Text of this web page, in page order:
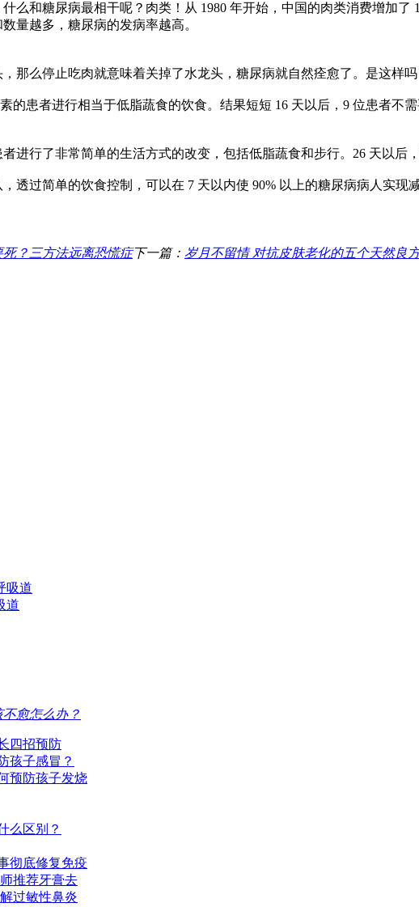
么和糖尿病最相干呢？肉类！从 1980 年开始，中国的肉类消费增加
量越多，糖尿病的发病率越高。
那么停止吃肉就意味着关掉了水龙头，糖尿病就自然痊愈了。是这样吗
的患者进行相当于低脂蔬食的饮食。结果短短 16 天以后，9 位患者不
进行了非常简单的生活方式的改变，包括低脂蔬食和步行。26 天以后
透过简单的饮食控制，可以在 7 天以内使 90% 以上的糖尿病病人实
？三方法远离恐慌症下一篇： 岁月不留情 对抗皮肤老化的五个天然良
道
愈怎么办？
四招预防
孩子感冒？
预防孩子发烧
么区别？
彻底修复免疫
推荐牙膏去
过敏性鼻炎